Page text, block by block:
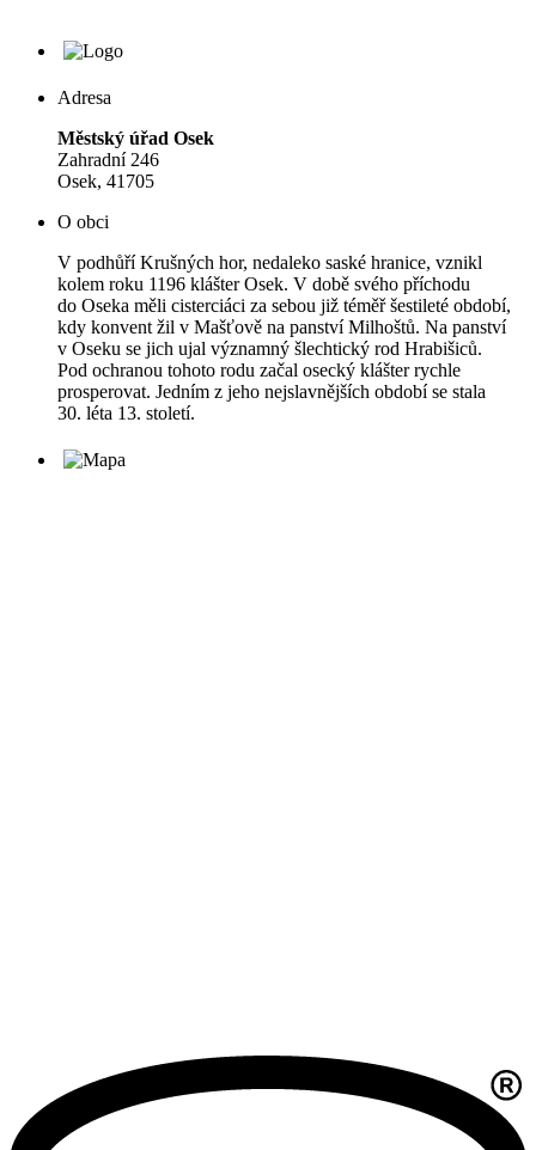
Adresa
Městský úřad Osek
Zahradní 246
Osek, 41705
O obci
V podhůří Krušných hor, nedaleko saské hranice, vznikl
kolem roku 1196 klášter Osek. V době svého příchodu
do Oseka měli cisterciáci za sebou již téměř šestileté období,
kdy konvent žil v Mašťově na panství Milhoštů. Na panství
v Oseku se jich ujal významný šlechtický rod Hrabišiců.
Pod ochranou tohoto rodu začal osecký klášter rychle
prosperovat. Jedním z jeho nejslavnějších období se stala
30. léta 13. století.